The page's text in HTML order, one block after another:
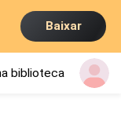
Baixar
biblioteca